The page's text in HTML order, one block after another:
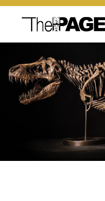
关于我们
新闻内容